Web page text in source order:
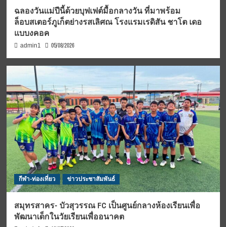
ฉลองวันแม่ปีนี้ด้วยบุฟเฟต์มื้อกลางวัน ที่มาพร้อม
ล็อบสเตอร์ภูเก็ตย่างรสเลิศณ โรงแรมเรดิสัน ชาโต เดอ
แบบงคอค
admin1 05/08/2026
กีฬา-ท่องเที่ยว ข่าวประชาสัมพันธ์
สมุทรสาคร- บัวสุวรรณ FC เป็นศูนย์กลางห้องเรียนเพื่อ
พัฒนาเด็กในวัยเรียนเพื่ออนาคต